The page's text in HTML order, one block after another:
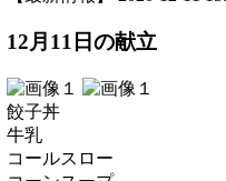
12月11日の献立
餃子丼
牛乳
コールスロー